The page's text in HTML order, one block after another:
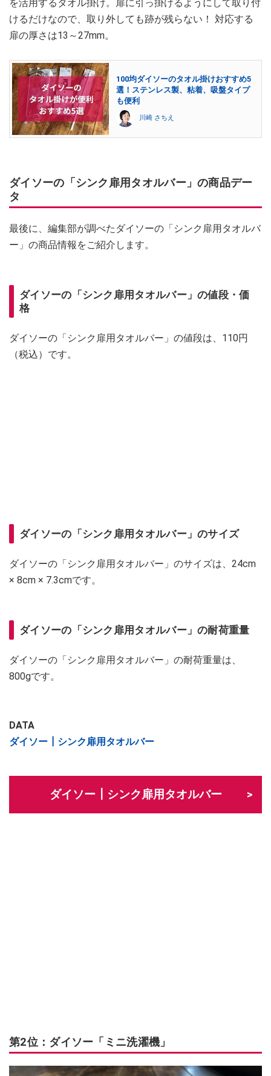
を活用するタオル掛け。扉に引っ掛けるようにして取り付
けるだけなので、取り外しても跡が残らない！ 対応する
扉の厚さは13～27mm。
100均ダイソーのタオル掛けおすすめ5
選！ステンレス製、粘着、吸盤タイプ
も便利
川崎 さちえ
ダイソーの「シンク扉用タオルバー」の商品デー
タ
最後に、編集部が調べたダイソーの「シンク扉用タオルバ
ー」の商品情報をご紹介します。
ダイソーの「シンク扉用タオルバー」の値段・価
格
ダイソーの「シンク扉用タオルバー」の値段は、110円
（税込）です。
ダイソーの「シンク扉用タオルバー」のサイズ
ダイソーの「シンク扉用タオルバー」のサイズは、24cm
× 8cm × 7.3cmです。
ダイソーの「シンク扉用タオルバー」の耐荷重量
ダイソーの「シンク扉用タオルバー」の耐荷重量は、
800gです。
DATA
ダイソー┃シンク扉用タオルバー
ダイソー┃シンク扉用タオルバー
第2位：ダイソー「ミニ洗濯機」